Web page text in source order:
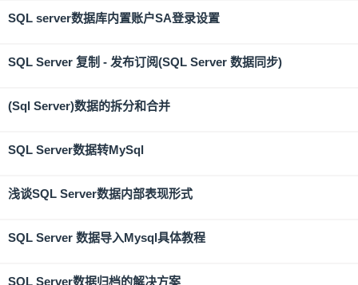
SQL server数据库内置账户SA登录设置
SQL Server 复制 - 发布订阅(SQL Server 数据同步)
(Sql Server)数据的拆分和合并
SQL Server数据转MySql
浅谈SQL Server数据内部表现形式
SQL Server 数据导入Mysql具体教程
SQL Server数据归档的解决方案